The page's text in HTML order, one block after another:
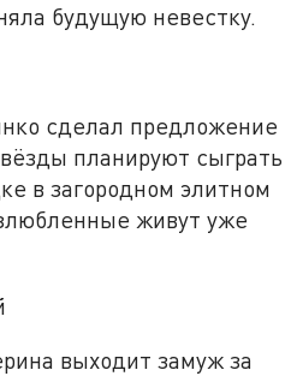
будущую невестку.
сделал предложение
планируют сыграть
в загородном элитном
живут уже
выходит замуж за